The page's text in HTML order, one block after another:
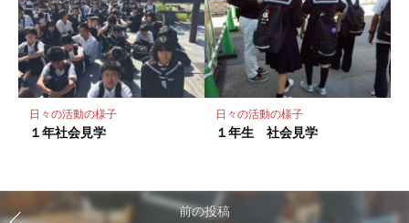
日々の活動の様子
１年社会見学
日々の活動の様子
１年生 社会見学
前の投稿